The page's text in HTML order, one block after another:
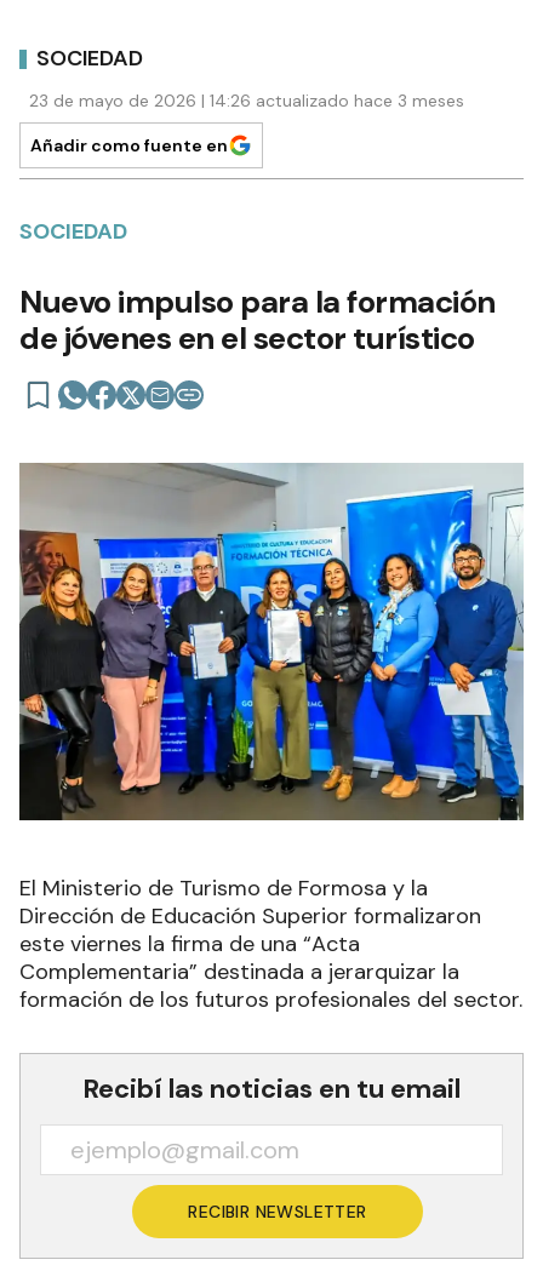
SOCIEDAD
23 de mayo de 2026 | 14:26 actualizado hace 3 meses
Añadir como fuente en
SOCIEDAD
Nuevo impulso para la formación
de jóvenes en el sector turístico
El Ministerio de Turismo de Formosa y la
Dirección de Educación Superior formalizaron
este viernes la firma de una “Acta
Complementaria” destinada a jerarquizar la
formación de los futuros profesionales del sector.
Recibí las noticias en tu email
RECIBIR NEWSLETTER